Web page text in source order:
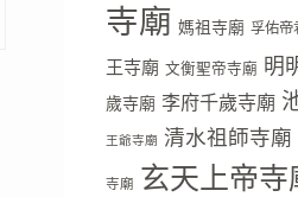
寺廟 媽祖寺廟 孚佑帝
王寺廟 文衡聖帝寺廟 明
歲寺廟 李府千歲寺廟
王爺寺廟 清水祖師寺廟
寺廟 玄天上帝寺